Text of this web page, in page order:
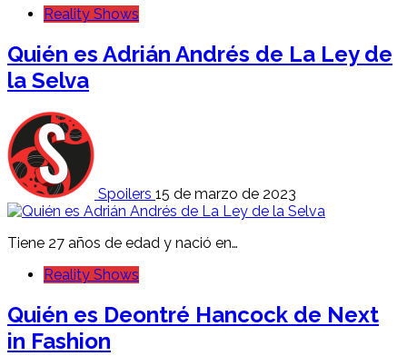
Reality Shows
Quién es Adrián Andrés de La Ley de
la Selva
Spoilers 15 de marzo de 2023
Tiene 27 años de edad y nació en…
Reality Shows
Quién es Deontré Hancock de Next
in Fashion